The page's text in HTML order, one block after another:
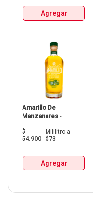
Agregar
Amarillo De
Manzanares -
De Manzanares
$
54.900
Mililitroa
$73
Agregar